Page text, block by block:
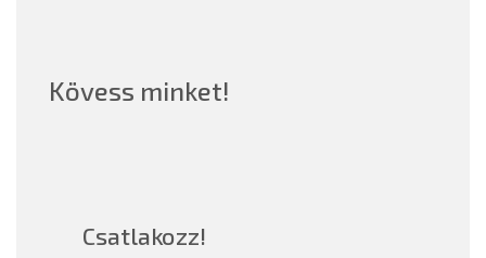
Kövess minket!
Csatlakozz!